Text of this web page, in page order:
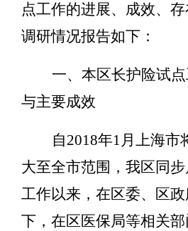
点工作的进展、成效、
调研情况报告如下：
一、本区长护险试
与主要成效
自2018年1月上海市
大至全市范围，我区同
工作以来，在区委、区
下，在区医保局等相关